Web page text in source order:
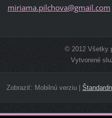
miriama.pilchova@gmail.com
© 2012 Všetky
Vytvorené
Zobraziť: Mobilnú verziu|